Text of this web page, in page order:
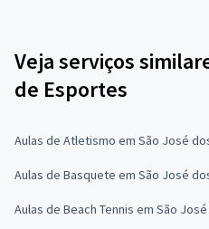
Veja serviços
de Esportes
Aulas de Atletismo em São José
Aulas de Basquete em São José
Aulas de Beach Tennis em São